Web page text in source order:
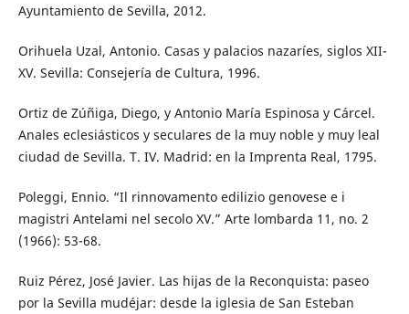
Ayuntamiento de Sevilla, 2012.
Orihuela Uzal, Antonio. Casas y palacios nazaríes, siglos XII-
XV. Sevilla: Consejería de Cultura, 1996.
Ortiz de Zúñiga, Diego, y Antonio María Espinosa y Cárcel.
Anales eclesiásticos y seculares de la muy noble y muy leal
ciudad de Sevilla. T. IV. Madrid: en la Imprenta Real, 1795.
Poleggi, Ennio. “Il rinnovamento edilizio genovese e i
magistri Antelami nel secolo XV.” Arte lombarda 11, no. 2
(1966): 53-68.
Ruiz Pérez, José Javier. Las hijas de la Reconquista: paseo
por la Sevilla mudéjar: desde la iglesia de San Esteban